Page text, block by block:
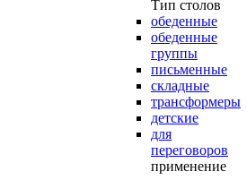
Тип столов
обеденные
обеденные
группы
письменные
складные
трансформеры
детские
для
переговоров
применение